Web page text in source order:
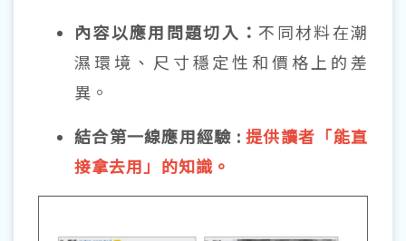
內容以應用問題切入：不同材料在潮
濕環境、尺寸穩定性和價格上的差
異。
結合第一線應用經驗 : 提供讀者「能直
接拿去用」的知識。